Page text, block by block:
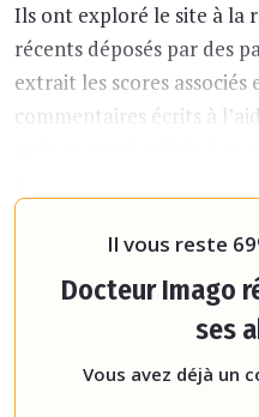
Ils ont exploré le site à la
récents déposés par des
extrait les scores associés
commentaires écrits à
Il vous reste
Docteur Imago
ses
Vous avez déjà un